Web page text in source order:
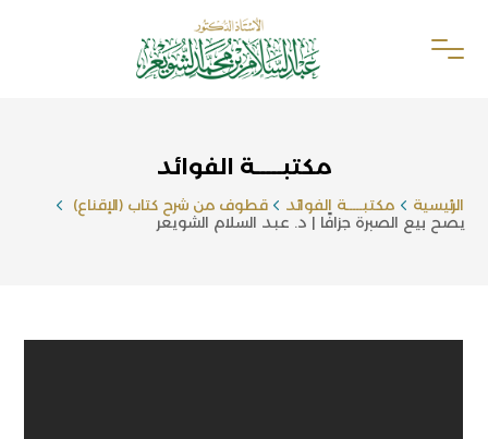
مكتبـــــة الفوائد
الرئيسية مكتبـــــة الفوائد
قطوف من شرح كتاب (الإقناع)
يصح بيع الصبرة جزافًا | د. عبد السلام الشويعر